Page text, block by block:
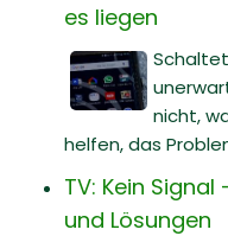
es liegen
nicht,
helfen, das
TV: Kein
und Lösungen